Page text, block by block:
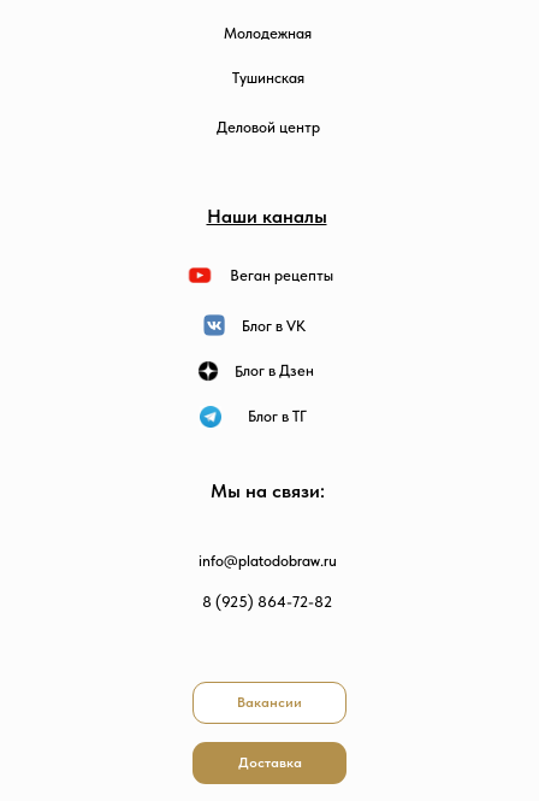
Молодежная
Тушинская
Деловой центр
Наши каналы
Блог в VK
Веган рецепты
Блог в Дзен
Блог в ТГ
Мы на связи:
info@platodobraw.ru
8 (925) 864-72-82
Доставка
Вакансии